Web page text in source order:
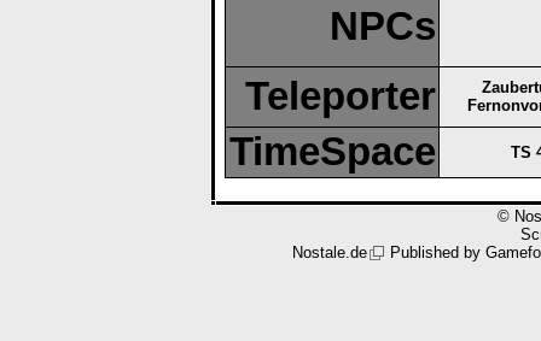
NPCs
Teleporter
TimeSpace TS
©
Nostale.de
Published by